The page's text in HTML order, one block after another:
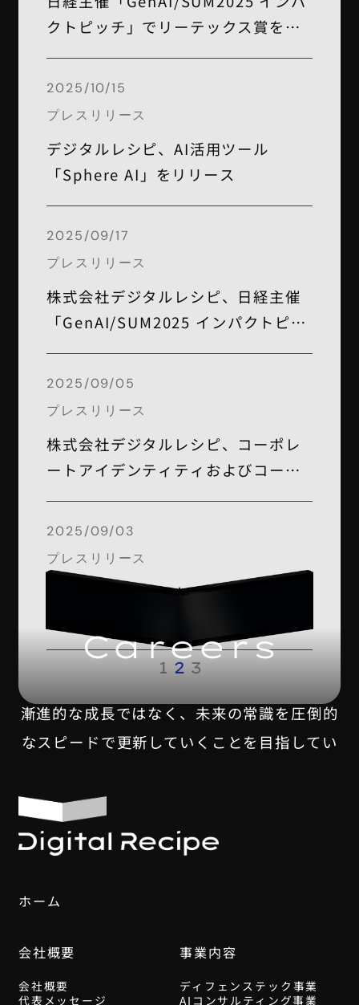
クトピッチ」でリーテックス賞を受
2025/10/15
プレスリリース
デジタルレシピ、AI活用ツール
「Sphere AI」をリリース
2025/09/17
プレスリリース
株式会社デジタルレシピ、日経主催
「GenAI/SUM2025 インパクトピッ
チ」ファイナリストに選出
2025/09/05
プレスリリース
株式会社デジタルレシピ、コーポレ
ートアイデンティティおよびコーポ
レートサイトをリニューアル
2025/09/03
プレスリリース
コーポレートサイトのリニューアル
1 2 3
Careers
漸進的な成長ではなく、未来の常識を圧倒的
なスピードで更新していくことを目指してい
デジタルレシピは、このダイナミックな変化
を一緒に乗り越えていく仲間を募集していま
す。
ホーム
会社概要
会社概要
代表メッセージ
事業内容
ディフェンステック事業
AIコンサルティング事業